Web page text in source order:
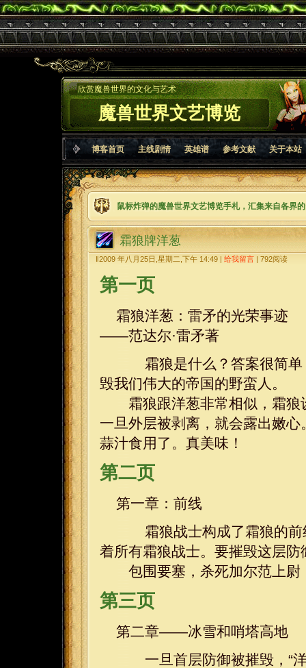
魔兽世界文艺博览
欣赏魔兽世界的文化与艺术
博客首页 主线剧情 英雄谱 参考文献 关于本站
鼠标炸弹的魔兽世界文艺博览手札，汇集来自各界
霜狼牌洋葱
‖2009 年八月25日,星期二,下午 14:49 | 给我留言 792阅读
第一页
霜狼洋葱：雷矛的光荣事迹
——范达尔·雷矛著
霜狼是什么？答案很简单
毁我们伟大的帝国的野蛮人。
霜狼跟洋葱非常相似，霜狼
一旦外层被剥离，就会露出嫩
蒜汁食用了。真美味！
第二页
第一章：前线
霜狼战士构成了霜狼的前
着所有霜狼战士。要摧毁这层
包围要塞，杀死加尔范上尉
第三页
第二章——冰雪和哨塔高地
一旦首层防御被摧毁，“洋